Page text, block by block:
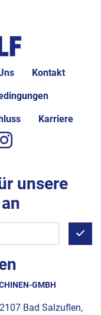
Kontakt
Karriere
GMBH
Bad Salzuflen,
instagram
unsere